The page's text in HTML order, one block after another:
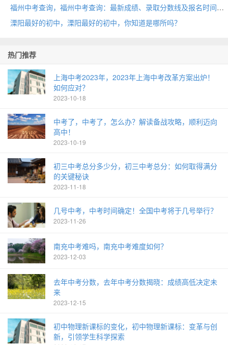
福州中考查询，福州中考查询：最新成绩、录取分数线及报名时间，快速掌握！
溧阳最好的初中，溧阳最好的初中，你知道是哪所吗？
热门推荐
上海中考2023年，2023年上海中考改革方案出炉！
如何应对？
2023-10-18
中考了，中考了，怎么办？解读备战攻略，顺利迈向
高中！
2023-10-19
初三中考总分多少分，初三中考总分：如何取得满分
的关键秘诀
2023-11-18
几号中考，中考时间确定！全国中考将于几号举行？
2023-11-26
南充中考难吗，南充中考难度如何？
2023-12-03
去年中考分数，去年中考分数揭晓：成绩高低决定未
来
2023-12-15
初中物理新课标的变化，初中物理新课标：变革与创
新，引领学生科学探索